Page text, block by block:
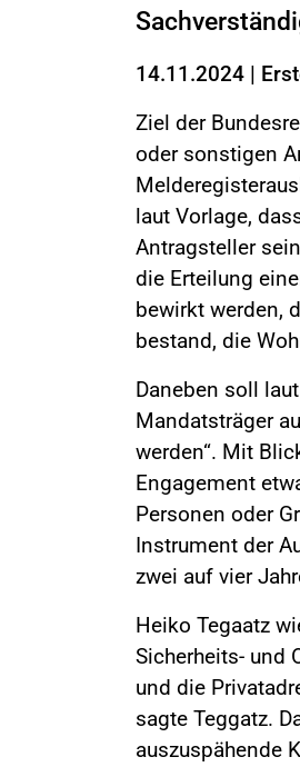
14.11.2024 |
Ziel der
oder sonstigen
laut Vorlage,
Antragsteller
die Erteilung
bewirkt werden,
bestand, die
Daneben soll
Mandatsträger
werden“. Mit
Engagement
Personen oder
Instrument der
zwei auf vier
Heiko Tegaatz
Sicherheits- und
und die
sagte Teggatz.
auszuspähende